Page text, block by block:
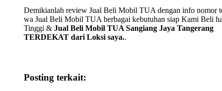
Demikianlah review Jual Beli Mobil TUA dengan info nomor
wa Jual Beli Mobil TUA berbagai kebutuhan siap Kami Beli
Tinggi & Jual Beli Mobil TUA Sangiang Jaya Tangerang
TERDEKAT dari Loksi saya..
Posting terkait: